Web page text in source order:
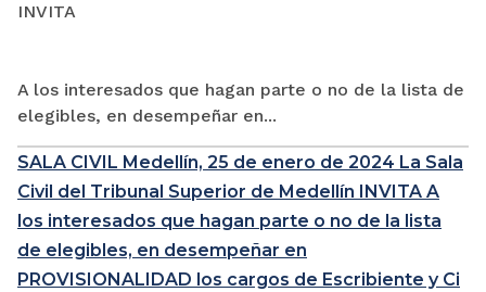
INVITA
A los interesados que hagan parte o no de la lista de
elegibles, en desempeñar en...
SALA CIVIL Medellín, 25 de enero de 2024 La Sala
Civil del Tribunal Superior de Medellín INVITA A
los interesados que hagan parte o no de la lista
de elegibles, en desempeñar en
PROVISIONALIDAD los cargos de Escribiente y Ci